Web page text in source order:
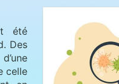
été
Des
celle